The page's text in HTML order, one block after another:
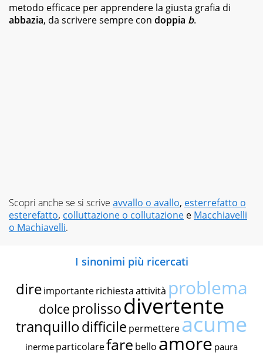
metodo efficace per apprendere la giusta grafia di
abbazia, da scrivere sempre con doppia b.
Scopri anche se si scrive avvallo o avallo, esterrefatto o
esterefatto, colluttazione o collutazione e Macchiavelli
o Machiavelli.
I sinonimi più ricercati
dire importante richiestaattività problema
dolce prolissodivertente
tranquillodifficile permettereacume
inerme particolarefare bello amore paura